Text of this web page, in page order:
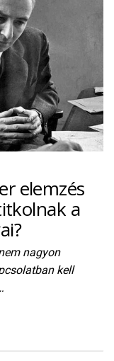
elemzés
a
nagyon
kell